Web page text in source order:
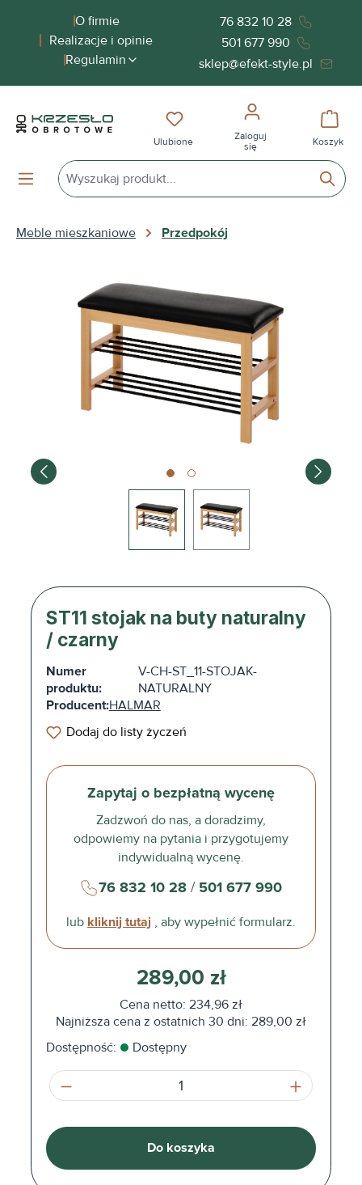
zawartościO firmie
Realizacje i opinie
Regulamin
76 832 10 28
501 677 990
sklep@efekt-style.pl
Masz 0 przedmioty na liście
Ulubione
Zaloguj
się
Koszyk
Meble mieszkaniowe Przedpokój
Pomiń galerię zdjęć
ST11 stojak na buty naturalny
/ czarny
Numer
produktu:
V-CH-ST_11-STOJAK-
NATURALNY
Producent:HALMAR
Dodaj do listy życzeń
Zapytaj o bezpłatną wycenę
Zadzwoń do nas, a doradzimy,
odpowiemy na pytania i przygotujemy
indywidualną wycenę.
76 832 10 28/ 501 677 990
lub kliknij tutaj , aby wypełnić formularz.
289,00 zł
Cena netto: 234,96 zł
Najniższa cena z ostatnich 30 dni: 289,00 zł
Dostępność:
Dostępny
Ilość produktu: Wprowadź żądaną
Do koszyka